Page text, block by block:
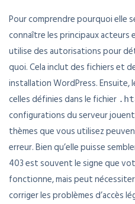
Pour comprendre pourquoi elle
connaître les principaux acteurs
utilise des autorisations pour
quoi. Cela inclut des fichiers et
installation WordPress. Ensuite,
celles définies dans le fichier
configurations du serveur
thèmes que vous utilisez
erreur. Bien qu’elle puisse
403 est souvent le signe que
fonctionne, mais peut
corriger les problèmes d’accès